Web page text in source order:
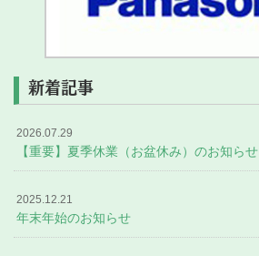
新着記事
2026.07.29
【重要】夏季休業（お盆休み）のお知らせ
2025.12.21
年末年始のお知らせ